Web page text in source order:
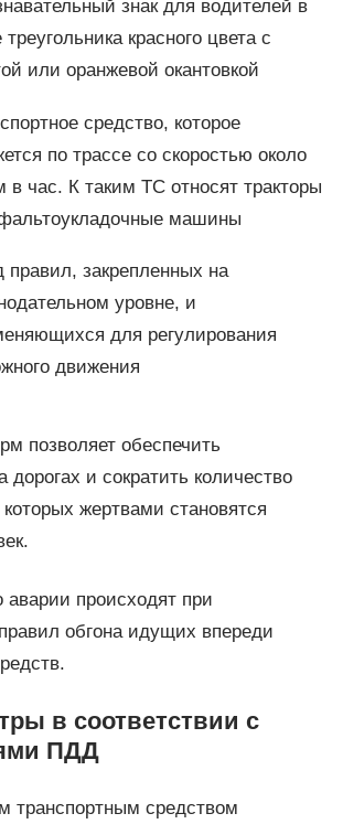
знак для водителей в
треугольника красного цвета с
или оранжевой окантовкой
средство, которое
по трассе со скоростью около
в час. К таким ТС относят тракторы
машины
правил, закрепленных на
уровне, и
для регулирования
движения
позволяет обеспечить
дорогах и сократить количество
жертвами становятся
аварии происходят при
обгона идущих впереди
в соответствии с
ПДД
транспортным средством